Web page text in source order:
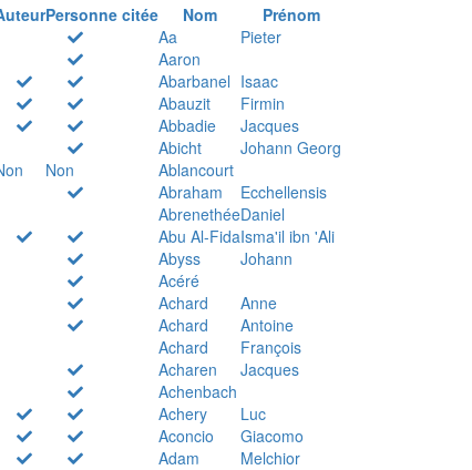
Personne citée Nom
Prénom
Aa
Pieter
Aaron
Abarbanel Isaac
Abauzit
Firmin
Abbadie
Jacques
Abicht
Johann Georg
Non
Ablancourt
Abraham
Ecchellensis
AbrenethéeDaniel
Abu Al-FidaIsma'il ibn 'Ali
Abyss
Johann
Acéré
Achard
Anne
Achard
Antoine
Achard
François
Acharen
Jacques
Achenbach
Achery
Luc
Aconcio
Giacomo
Adam
Melchior